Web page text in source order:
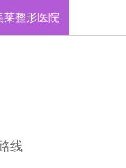
莱整形医院
线